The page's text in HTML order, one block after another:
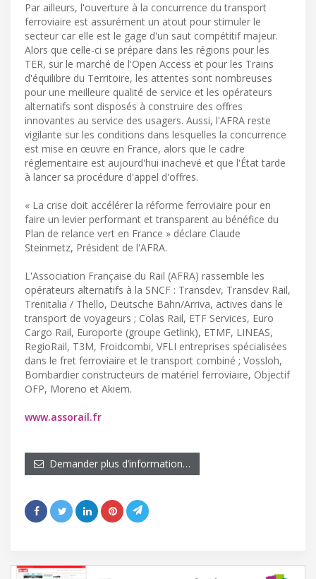
Par ailleurs, l'ouverture à la concurrence du transport
ferroviaire est assurément un atout pour stimuler le
secteur car elle est le gage d'un saut compétitif majeur.
Alors que celle-ci se prépare dans les régions pour les
TER, sur le marché de l'Open Access et pour les Trains
d'équilibre du Territoire, les attentes sont nombreuses
pour une meilleure qualité de service et les opérateurs
alternatifs sont disposés à construire des offres
innovantes au service des usagers. Aussi, l'AFRA reste
vigilante sur les conditions dans lesquelles la concurrence
est mise en œuvre en France, alors que le cadre
réglementaire est aujourd'hui inachevé et que l'État tarde
à lancer sa procédure d'appel d'offres.
« La crise doit accélérer la réforme ferroviaire pour en
faire un levier performant et transparent au bénéfice du
Plan de relance vert en France » déclare Claude
Steinmetz, Président de l'AFRA.
L'Association Française du Rail (AFRA) rassemble les
opérateurs alternatifs à la SNCF : Transdev, Transdev Rail,
Trenitalia / Thello, Deutsche Bahn/Arriva, actives dans le
transport de voyageurs ; Colas Rail, ETF Services, Euro
Cargo Rail, Europorte (groupe Getlink), ETMF, LINEAS,
RegioRail, T3M, Froidcombi, VFLI entreprises spécialisées
dans le fret ferroviaire et le transport combiné ; Vossloh,
Bombardier constructeurs de matériel ferroviaire, Objectif
OFP, Moreno et Akiem.
www.assorail.fr
Demander plus d’information…